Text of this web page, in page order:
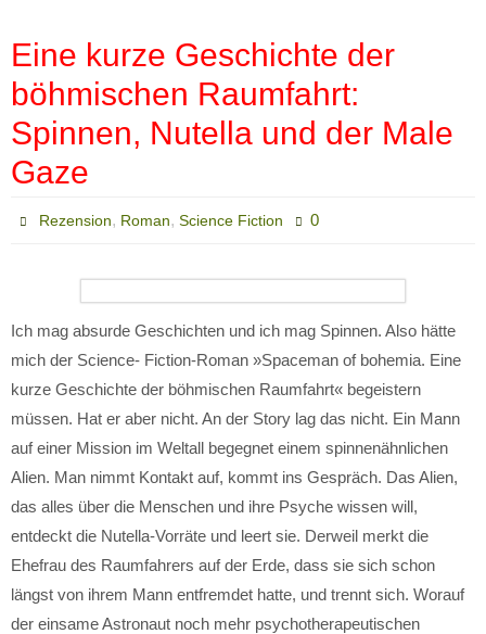
Eine kurze Geschichte der
böhmischen Raumfahrt:
Spinnen, Nutella und der Male
Gaze
Rezension, Roman,Science Fiction 0
Ich mag absurde Geschichten und ich mag Spinnen. Also hätte
mich der Science- Fiction-Roman »Spaceman of bohemia. Eine
kurze Geschichte der böhmischen Raumfahrt« begeistern
müssen. Hat er aber nicht. An der Story lag das nicht. Ein Mann
auf einer Mission im Weltall begegnet einem spinnenähnlichen
Alien. Man nimmt Kontakt auf, kommt ins Gespräch. Das Alien,
das alles über die Menschen und ihre Psyche wissen will,
entdeckt die Nutella-Vorräte und leert sie. Derweil merkt die
Ehefrau des Raumfahrers auf der Erde, dass sie sich schon
längst von ihrem Mann entfremdet hatte, und trennt sich. Worauf
der einsame Astronaut noch mehr psychotherapeutischen